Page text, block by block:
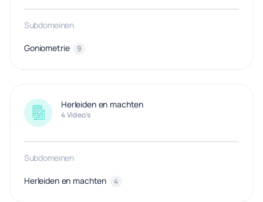
Subdomeinen
Goniometrie 9
Herleiden en machten
4 Video's
Subdomeinen
Herleiden en machten 4